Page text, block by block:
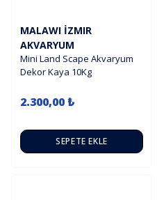
MALAWI İZMIR
AKVARYUM
Mini Land Scape Akvaryum
Dekor Kaya 10Kg
2.300,00 ₺
SEPETE EKLE